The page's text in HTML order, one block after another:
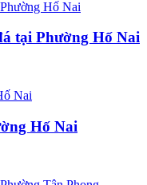
tại Phường Hố Nai
Hố Nai